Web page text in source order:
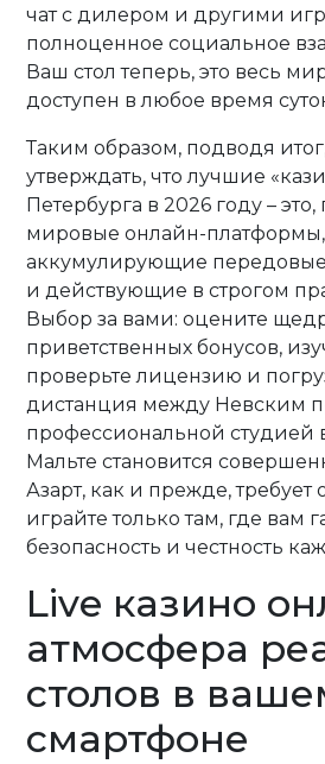
чат с дилером и другими
полноценное социальное
Ваш стол теперь, это весь
доступен в любое время
Таким образом, подводя
утверждать, что лучшие
Петербурга в 2026 году –
мировые онлайн-платформы,
аккумулирующие передовые
и действующие в строгом
Выбор за вами: оцените
приветственных бонусов,
проверьте лицензию и
дистанция между Невским
профессиональной студией
Мальте становится
Азарт, как и прежде, требует
играйте только там, где вам
безопасность и честность
Live казино
атмосфера
столов в
смартфоне